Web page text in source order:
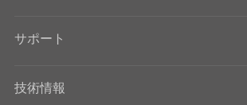
サポート
技術情報